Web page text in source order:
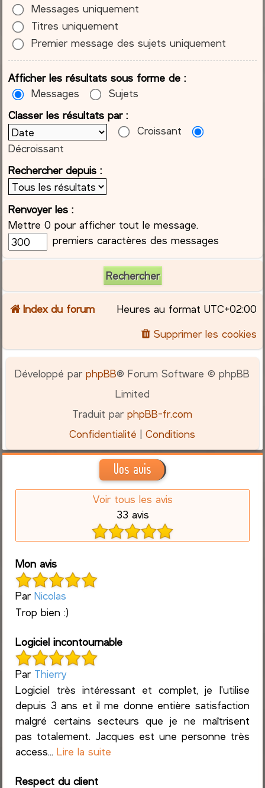
Messages uniquement
Titres uniquement
Premier message des sujets uniquement
Afficher les résultats sous forme de :
Messages
Sujets
Classer les résultats par :
Croissant
Décroissant
Rechercher depuis :
Renvoyer les :
Mettre 0 pour afficher tout le message.
premiers caractères des messages
Index du forum Heures au format UTC+02:00
Supprimer les cookies
Développé parphpBB® Forum Software © phpBB
Limited
Traduit parphpBB-fr.com
Confidentialité |Conditions
Vos avis
Voir tous les avis
33 avis
Mon avis
ParNicolas
Trop bien :)
Logiciel incontournable
Par Thierry
Logiciel très intéressant et complet, je l'utilise
depuis 3 ans et il me donne entière satisfaction
malgré certains secteurs que je ne maîtrisent
pas totalement. Jacques est une personne très
access...Lire la suite
Respect du client